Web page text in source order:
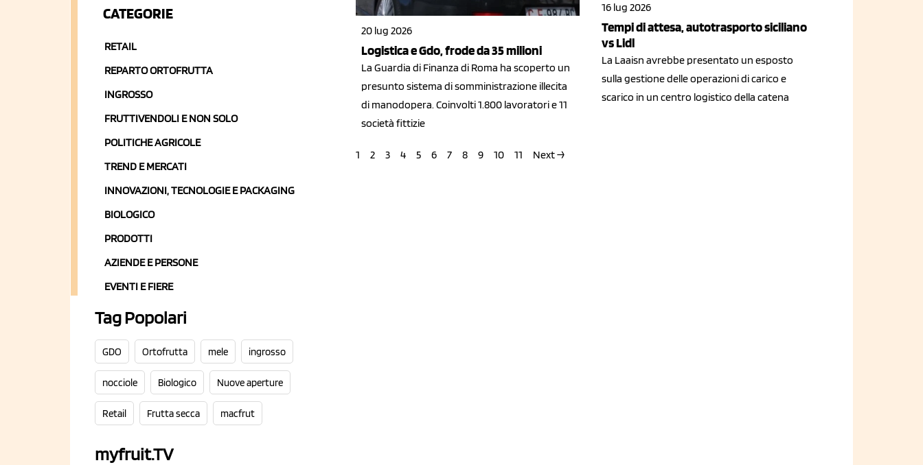
CATEGORIE
RETAIL
REPARTO ORTOFRUTTA
INGROSSO
FRUTTIVENDOLI E NON SOLO
POLITICHE AGRICOLE
TREND E MERCATI
INNOVAZIONI, TECNOLOGIE E PACKAGING
BIOLOGICO
PRODOTTI
AZIENDE E PERSONE
EVENTI E FIERE
Tag Popolari
GDO Ortofrutta mele ingrosso
nocciole Biologico Nuove aperture
Retail Frutta secca macfrut
myfruit.TV
20 lug 2026
Logistica e Gdo, frode da 35 milioni
La Guardia di Finanza di Roma ha scoperto un
presunto sistema di somministrazione illecita
di manodopera. Coinvolti 1.800 lavoratori e 11
società fittizie
16 lug 2026
Tempi di attesa, autotrasporto siciliano
vs Lidl
La Laaisn avrebbe presentato un esposto
sulla gestione delle operazioni di carico e
scarico in un centro logistico della catena
1 2 3 4 5 6 7 8 9 10 11 Next →